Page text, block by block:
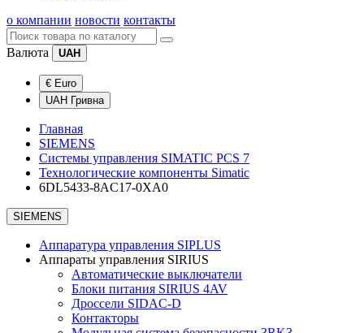
о компании новости контакты
Валюта UAH
€ Euro
UAH Гривна
Главная
SIEMENS
Системы управления SIMATIC PCS 7
Технологические компоненты Simatic
6DL5433-8AC17-0XA0
SIEMENS
Аппаратура управления SIPLUS
Аппараты управления SIRIUS
Автоматические выключатели
Блоки питания SIRIUS 4AV
Дроссели SIDAC-D
Контакторы